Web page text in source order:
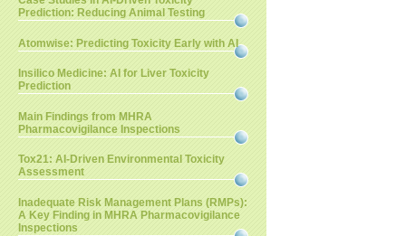
Prediction: Reducing Animal Testing
Atomwise: Predicting Toxicity Early with AI
Insilico Medicine: AI for Liver Toxicity
Prediction
Main Findings from MHRA
Pharmacovigilance Inspections
Tox21: AI-Driven Environmental Toxicity
Assessment
Inadequate Risk Management Plans (RMPs):
A Key Finding in MHRA Pharmacovigilance
Inspections